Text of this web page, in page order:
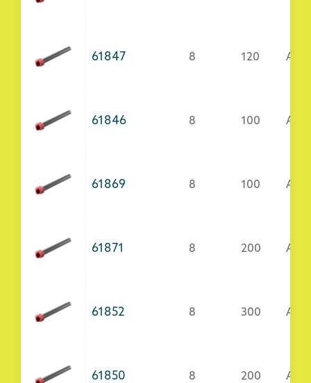
61847 8 120
61846 8 100
61869 8 100
61871 8 200
61852 8 300
61850 8 200